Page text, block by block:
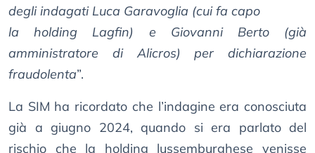
degli indagati Luca Garavoglia (cui fa capo
la holding Lagfin) e Giovanni Berto (già
amministratore di Alicros) per dichiarazione
fraudolenta”.
La SIM ha ricordato che l’indagine era conosciuta
già a giugno 2024, quando si era parlato del
rischio che la holding lussemburghese venisse